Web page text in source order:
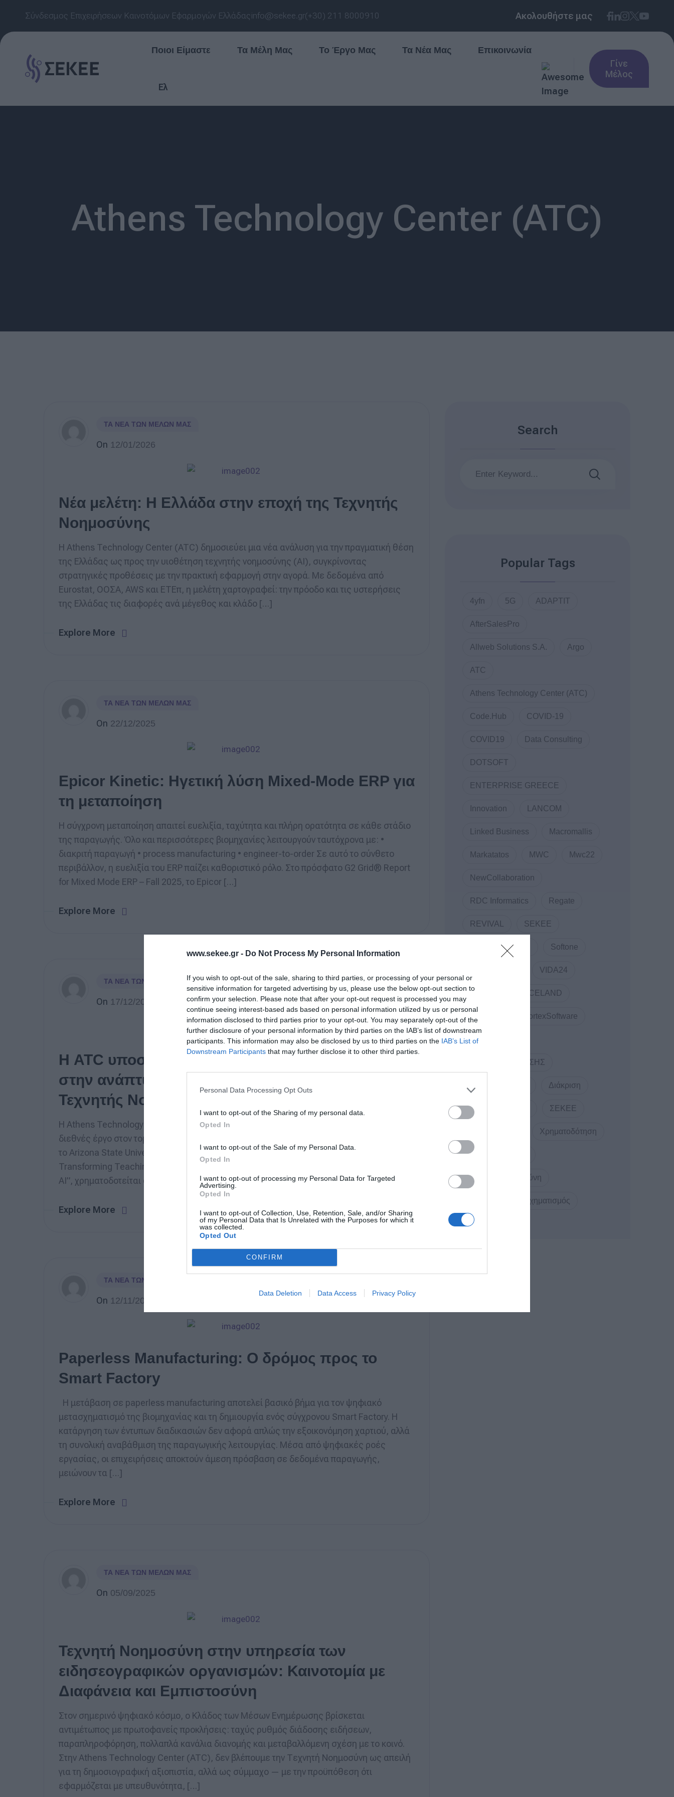
www.sekee.gr - Do Not Process My Personal Information
If you wish to opt-out of the sale, sharing to third parties, or processing of your personal or
sensitive information for targeted advertising by us, please use the below opt-out section to
confirm your selection. Please note that after your opt-out request is processed you may
continue seeing interest-based ads based on personal information utilized by us or personal
information disclosed to third parties prior to your opt-out. You may separately opt-out of the
further disclosure of your personal information by third parties on the IAB’s list of downstream
participants. This information may also be disclosed by us to third parties on the IAB’s List of
Downstream Participants that may further disclose it to other third parties.
Personal Data Processing Opt Outs
I want to opt-out of the Sharing of my personal data.
Opted In
I want to opt-out of the Sale of my Personal Data.
Opted In
I want to opt-out of processing my Personal Data for Targeted
Advertising.
Opted In
I want to opt-out of Collection, Use, Retention, Sale, and/or Sharing
of my Personal Data that Is Unrelated with the Purposes for which it
was collected.
Opted Out
CONFIRM
Data Deletion Data Access Privacy Policy
Σύνδεσμος Επιχειρήσεων Καινοτόμων Εφαρμογών Ελλάδαςinfo@sekee.gr(+30) 211 8000910 Ακολουθήστε μας
Ποιοι Είμαστε Τα Μέλη Μας Το Έργο Μας Τα Νέα Μας Επικοινωνία
Ελ
Γίνε
Μέλος
Athens Technology Center (ATC)
ΤΑ ΝΈΑ ΤΩΝ ΜΕΛΏΝ ΜΑΣ
On 12/01/2026
Νέα μελέτη: Η Ελλάδα στην εποχή της Τεχνητής
Νοημοσύνης
Η Athens Technology Center (ATC) δημοσιεύει μια νέα ανάλυση για την πραγματική θέση
της Ελλάδας ως προς την υιοθέτηση τεχνητής νοημοσύνης (AI), συγκρίνοντας
στρατηγικές προθέσεις με την πρακτική εφαρμογή στην αγορά. Με δεδομένα από
Eurostat, ΟΟΣΑ, AWS και ΕΤΕπ, η μελέτη χαρτογραφεί: την πρόοδο και τις υστερήσεις
της Ελλάδας τις διαφορές ανά μέγεθος και κλάδο […]
Explore More
ΤΑ ΝΈΑ ΤΩΝ ΜΕΛΏΝ ΜΑΣ
On 22/12/2025
Epicor Kinetic: Ηγετική λύση Mixed-Mode ERP για
τη μεταποίηση
Η σύγχρονη μεταποίηση απαιτεί ευελιξία, ταχύτητα και πλήρη ορατότητα σε κάθε στάδιο
της παραγωγής. Όλο και περισσότερες βιομηχανίες λειτουργούν ταυτόχρονα με: •
διακριτή παραγωγή • process manufacturing • engineer-to-order Σε αυτό το σύνθετο
περιβάλλον, η ευελιξία του ERP παίζει καθοριστικό ρόλο. Στο πρόσφατο G2 Grid® Report
for Mixed Mode ERP – Fall 2025, το Epicor […]
Explore More
ΤΑ ΝΈΑ ΤΩΝ ΜΕΛΏΝ ΜΑΣ
On 17/12/2025
Η ATC υποστηρίζει το Arizona State University
στην ανάπτυξη εξατομικευμένης μάθησης μέσω
Τεχνητής Νοημοσύνης
Η Athens Technology Center (ATC) ανακοινώνει τη συμμετοχή της σε ένα καινοτόμο
διεθνές έργο στον τομέα της εκπαιδευτικής τεχνολογίας, σε συνεργασία με την EX-IQ και
το Arizona State University (ASU). Το έργο, με τίτλο “Active Learning at Scale:
Transforming Teaching and Learning with Large-Scale Learning Science and Generative
AI”, χρηματοδοτείται από το Institute of Education […]
Explore More
ΤΑ ΝΈΑ ΤΩΝ ΜΕΛΏΝ ΜΑΣ
On 12/11/2025
Paperless Manufacturing: Ο δρόμος προς το
Smart Factory
Η μετάβαση σε paperless manufacturing αποτελεί βασικό βήμα για τον ψηφιακό
μετασχηματισμό της βιομηχανίας και τη δημιουργία ενός σύγχρονου Smart Factory. Η
κατάργηση των έντυπων διαδικασιών δεν αφορά απλώς την εξοικονόμηση χαρτιού, αλλά
τη συνολική αναβάθμιση της παραγωγικής λειτουργίας. Μέσα από ψηφιακές ροές
εργασίας, οι επιχειρήσεις αποκτούν άμεση πρόσβαση σε δεδομένα παραγωγής,
μειώνουν τα […]
Explore More
ΤΑ ΝΈΑ ΤΩΝ ΜΕΛΏΝ ΜΑΣ
On 05/09/2025
Τεχνητή Νοημοσύνη στην υπηρεσία των
ειδησεογραφικών οργανισμών: Καινοτομία με
Διαφάνεια και Εμπιστοσύνη
Στον σημερινό ψηφιακό κόσμο, ο Κλάδος των Μέσων Ενημέρωσης βρίσκεται
αντιμέτωπος με πρωτοφανείς προκλήσεις: ταχύς ρυθμός διάδοσης ειδήσεων,
παραπληροφόρηση, πολλαπλά κανάλια διανομής και μεταβαλλόμενη σχέση με το κοινό.
Στην Athens Technology Center (ATC), δεν βλέπουμε την Τεχνητή Νοημοσύνη ως απειλή
για τη δημοσιογραφική αξιοπιστία, αλλά ως σύμμαχο — με την προϋπόθεση ότι
εφαρμόζεται με υπευθυνότητα, […]
Search
Popular Tags
4yfn 5G ADAPTIT
AfterSalesPro
Allweb Solutions S.A. Argo
ATC
Athens Technology Center (ATC)
Code.Hub COVID-19
COVID19 Data Consulting
DOTSOFT
ENTERPRISE GREECE
Innovation LANCOM
Linked Business Macromallis
Markatatos MWC Mwc22
NewCollaboration
RDC Informatics Regate
REVIVAL SEKEE
SMARTUP WEB Softone
VIDA24
Vidavo VOICELAND
VORTEX VortexSoftware
WEBINARS
ΑΝΤΩΝΗΣ ΤΡΙΤΣΗΣ
Διάκριση
ΕΞΥΠΝΗ ΠΟΛΗ ΣΕΚΕΕ
Χρηματοδότηση
ΨΗΦΙΟΠΟΙΗΣΗ
Τεχνητή Νοημοσύνη
Ψηφιακός Μετασχηματισμός